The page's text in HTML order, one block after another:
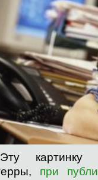
картинку
при